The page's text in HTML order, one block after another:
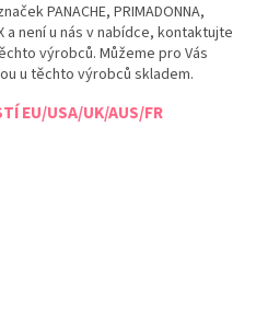
PANACHE, PRIMADONNA,
a není u nás v nabídce, kontaktujte
výrobců. Můžeme pro Vás
u těchto výrobců skladem.
EU/USA/UK/AUS/FR